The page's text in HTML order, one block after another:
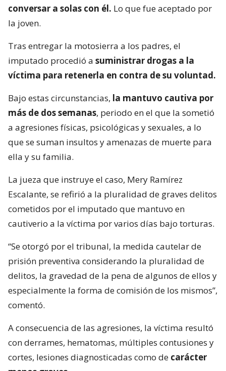
conversar a solas con él. Lo que fue aceptado por
la joven.
Tras entregar la motosierra a los padres, el
imputado procedió a suministrar drogas a la
víctima para retenerla en contra de su voluntad.
Bajo estas circunstancias, la mantuvo cautiva por
más de dos semanas, periodo en el que la sometió
a agresiones físicas, psicológicas y sexuales, a lo
que se suman insultos y amenazas de muerte para
ella y su familia.
La jueza que instruye el caso, Mery Ramírez
Escalante, se refirió a la pluralidad de graves delitos
cometidos por el imputado que mantuvo en
cautiverio a la víctima por varios días bajo torturas.
“Se otorgó por el tribunal, la medida cautelar de
prisión preventiva considerando la pluralidad de
delitos, la gravedad de la pena de algunos de ellos y
especialmente la forma de comisión de los mismos”,
comentó.
A consecuencia de las agresiones, la víctima resultó
con derrames, hematomas, múltiples contusiones y
cortes, lesiones diagnosticadas como de carácter